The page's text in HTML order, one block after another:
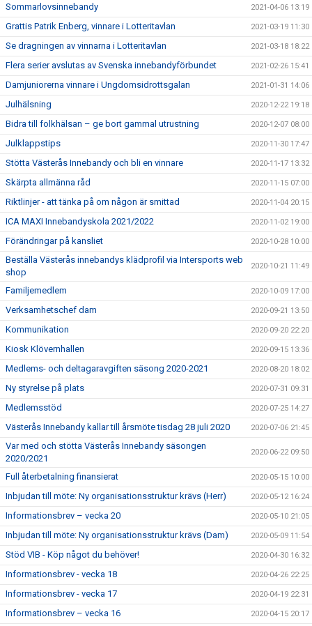
Sommarlovsinnebandy 2021-04-06 13:19
Grattis Patrik Enberg, vinnare i Lotteritavlan 2021-03-19 11:30
Se dragningen av vinnarna i Lotteritavlan 2021-03-18 18:22
Flera serier avslutas av Svenska innebandyförbundet 2021-02-26 15:41
Damjuniorerna vinnare i Ungdomsidrottsgalan 2021-01-31 14:06
Julhälsning 2020-12-22 19:18
Bidra till folkhälsan – ge bort gammal utrustning 2020-12-07 08:00
Julklappstips 2020-11-30 17:47
Stötta Västerås Innebandy och bli en vinnare 2020-11-17 13:32
Skärpta allmänna råd 2020-11-15 07:00
Riktlinjer - att tänka på om någon är smittad 2020-11-04 20:15
ICA MAXI Innebandyskola 2021/2022 2020-11-02 19:00
Förändringar på kansliet 2020-10-28 10:00
Beställa Västerås innebandys klädprofil via Intersports web
shop
2020-10-21 11:49
Familjemedlem 2020-10-09 17:00
Verksamhetschef dam 2020-09-21 13:50
Kommunikation 2020-09-20 22:20
Kiosk Klövernhallen 2020-09-15 13:36
Medlems- och deltagaravgiften säsong 2020-2021 2020-08-20 18:02
Ny styrelse på plats 2020-07-31 09:31
Medlemsstöd 2020-07-25 14:27
Västerås Innebandy kallar till årsmöte tisdag 28 juli 2020 2020-07-06 21:45
Var med och stötta Västerås Innebandy säsongen
2020/2021
2020-06-22 09:50
Full återbetalning finansierat 2020-05-15 10:00
Inbjudan till möte: Ny organisationsstruktur krävs (Herr) 2020-05-12 16:24
Informationsbrev – vecka 20 2020-05-10 21:05
Inbjudan till möte: Ny organisationsstruktur krävs (Dam) 2020-05-09 11:54
Stöd VIB - Köp något du behöver! 2020-04-30 16:32
Informationsbrev - vecka 18 2020-04-26 22:25
Informationsbrev - vecka 17 2020-04-19 22:31
Informationsbrev – vecka 16 2020-04-15 20:17